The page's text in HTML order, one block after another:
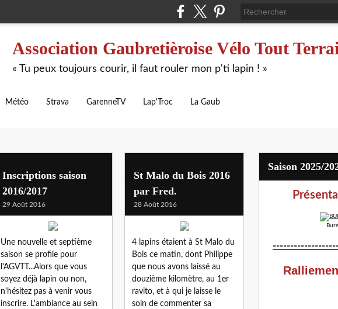
Association Gaubretièroise Vélo Tout
« Tu peux toujours courir, il faut rouler mon p'ti lapin ! »
Météo Strava GarenneTV Lap'Troc La Gaub
Inscriptions saison
2016/2017
29 Août 2016
Une nouvelle et septième
saison se profile pour
l'AGVTT...Alors que vous
soyez déjà lapin ou non,
n'hésitez pas à venir vous
inscrire. L'ambiance au sein
St Malo du Bois 2016
par Fred.
28 Août 2016
4 lapins étaient à St Malo du
Bois ce matin, dont Philippe
que nous avons laissé au
douzième kilomètre, au 1er
ravito, et à qui je laisse le
soin de commenter sa
Saison 2025/